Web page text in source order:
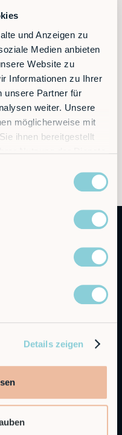
und Anzeigen zu
Medien anbieten
Website zu
Informationen zu Ihrer
unsere Partner für
weiter. Unsere
möglicherweise mit
ihnen bereitgestellt
Details zeigen